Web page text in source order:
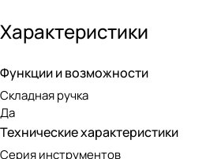
всего одну кнопку. Ширина
Культивация почвы поможет
удобства использования и
культиватор достаточно
Бесщеточный
Характеристики
Функции и возможности
Складная ручка
Да
Технические характеристики
Серия инструментов